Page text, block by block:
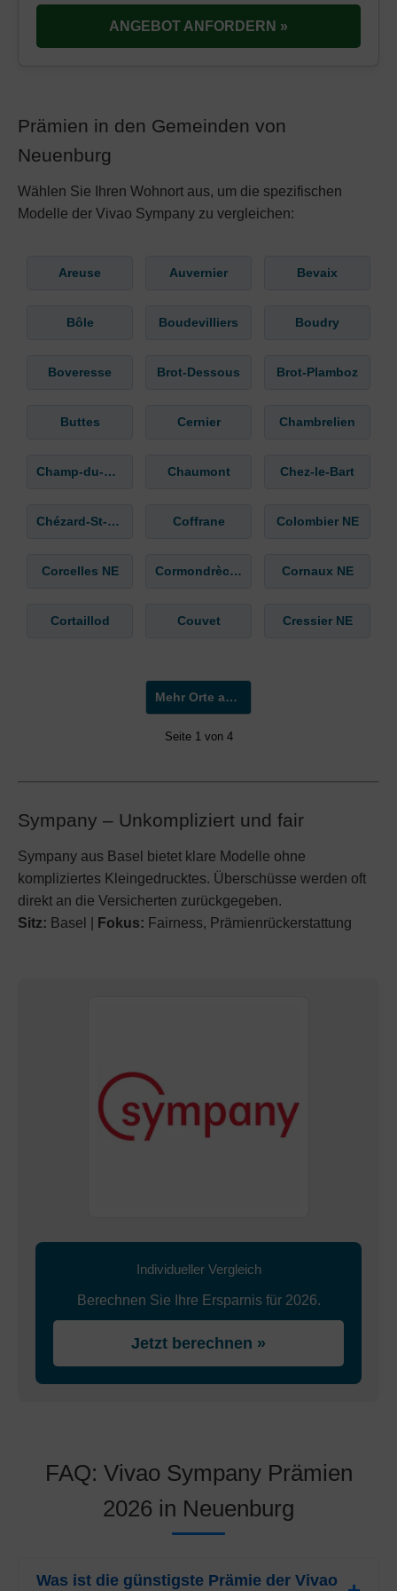
ANGEBOT ANFORDERN »
Prämien in den Gemeinden von
Neuenburg
Wählen Sie Ihren Wohnort aus, um die spezifischen
Modelle der Vivao Sympany zu vergleichen:
Areuse Auvernier Bevaix
Bôle Boudevilliers Boudry
Boveresse Brot-Dessous Brot-Plamboz
Buttes Cernier Chambrelien
Champ-du-Moulin Chaumont Chez-le-Bart
Chézard-St-Martin Coffrane Colombier NE
Corcelles NE Cormondrèche Cornaux NE
Cortaillod Couvet Cressier NE
Mehr Orte anzeigen »
Seite 1 von 4
Sympany – Unkompliziert und fair
Sympany aus Basel bietet klare Modelle ohne
kompliziertes Kleingedrucktes. Überschüsse werden oft
direkt an die Versicherten zurückgegeben.
Sitz: Basel | Fokus: Fairness, Prämienrückerstattung
Individueller Vergleich
Berechnen Sie Ihre Ersparnis für 2026.
Jetzt berechnen »
FAQ: Vivao Sympany Prämien
2026 in Neuenburg
Was ist die günstigste Prämie der Vivao